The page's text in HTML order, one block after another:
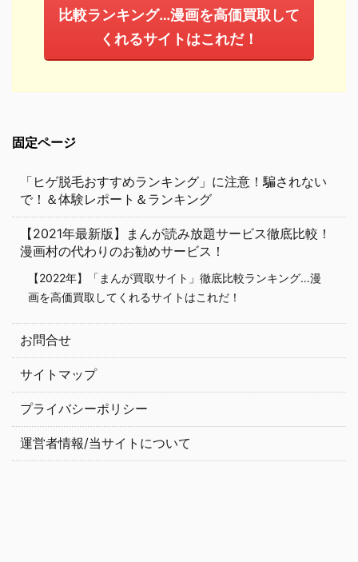
比較ランキング…漫画を高価買取して
くれるサイトはこれだ！
固定ページ
「ヒゲ脱毛おすすめランキング」に注意！騙されない
で！＆体験レポート＆ランキング
【2021年最新版】まんが読み放題サービス徹底比較！
漫画村の代わりのお勧めサービス！
【2022年】「まんが買取サイト」徹底比較ランキング…漫
画を高価買取してくれるサイトはこれだ！
お問合せ
サイトマップ
プライバシーポリシー
運営者情報/当サイトについて